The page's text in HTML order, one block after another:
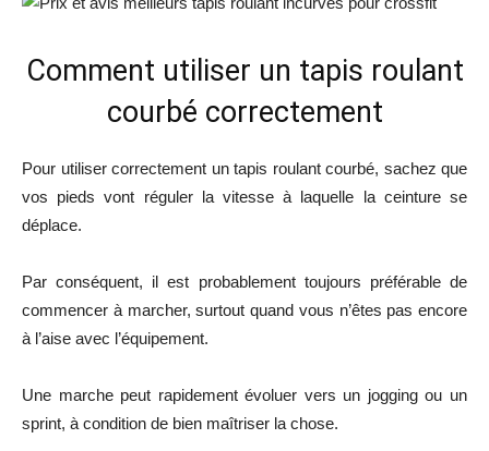
Comment utiliser un tapis roulant
courbé correctement
Pour utiliser correctement un tapis roulant courbé, sachez que
vos pieds vont réguler la vitesse à laquelle la ceinture se
déplace.
Par conséquent, il est probablement toujours préférable de
commencer à marcher, surtout quand vous n’êtes pas encore
à l’aise avec l’équipement.
Une marche peut rapidement évoluer vers un jogging ou un
sprint, à condition de bien maîtriser la chose.